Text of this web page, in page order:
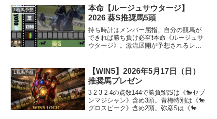
離戦＝阪神大賞典...
1着馬予想
本命【ルージュサウタージ】
2026 葵S推奨馬5頭
持ち時計はメンバー屈指、自分の競馬が
できれば勝ち負け必至❗️本命《ルージュサ
ウタージ》。激流展開が予想されるレー
マモイカロス》。前半 33秒台の激流展開
でも馬券に食...
1着馬予想
【WIN5】2026年5月17日（日）
推奨馬プレゼン
3-2-3-2-4の点数144で勝負❗️錦Sは《🐎セブ
ンマジシャン》含め3頭。青梅特別は《🐎
グロスピーク》含め2頭。弥彦Sは《🐎ビ